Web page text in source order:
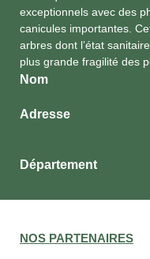
exceptionnels avec des
canicules importantes.
arbres dont l’état
plus grande fragilité des
Nom
Adresse
Département
NOS PARTENAIRES